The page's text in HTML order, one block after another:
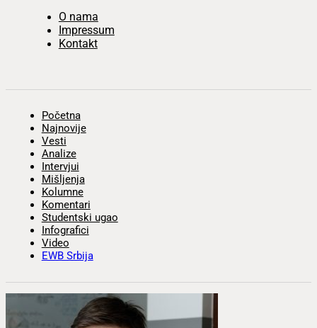
O nama
Impressum
Kontakt
Početna
Najnovije
Vesti
Analize
Intervjui
Mišljenja
Kolumne
Komentari
Studentski ugao
Infografici
Video
EWB Srbija